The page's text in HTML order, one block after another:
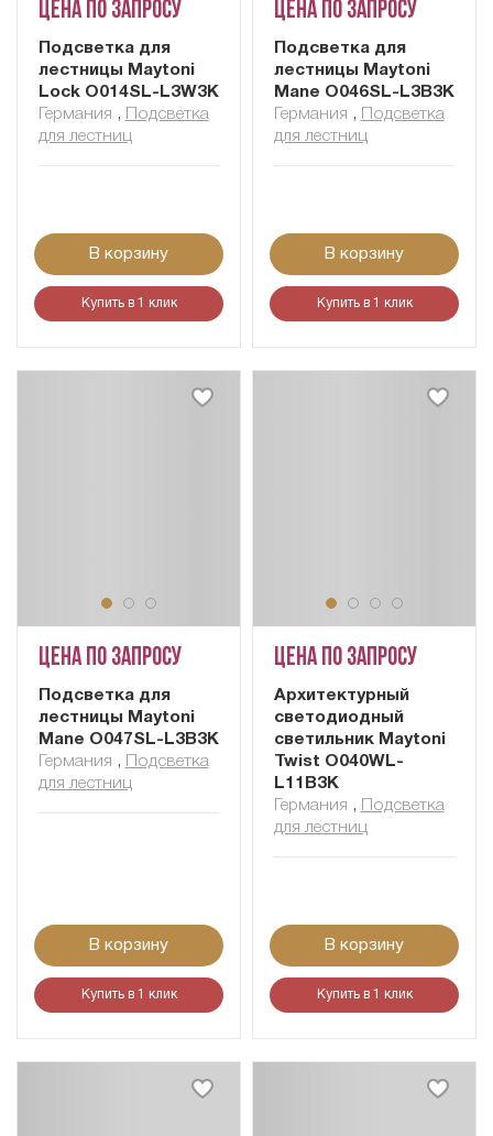
Цена по запросу
Подсветка для
лестницы Maytoni
Lock O014SL-L3W3K
Германия ,
Подсветка
для лестниц
В корзину
Купить в 1 клик
Цена по запросу
Подсветка для
лестницы Maytoni
Mane O046SL-L3B3K
Германия ,
Подсветка
для лестниц
В корзину
Купить в 1 клик
Цена по запросу
Подсветка для
лестницы Maytoni
Mane O047SL-L3B3K
Германия ,
Подсветка
для лестниц
В корзину
Купить в 1 клик
Цена по запросу
Архитектурный
светодиодный
светильник Maytoni
Twist O040WL-
L11B3K
Германия ,
Подсветка
для лестниц
В корзину
Купить в 1 клик